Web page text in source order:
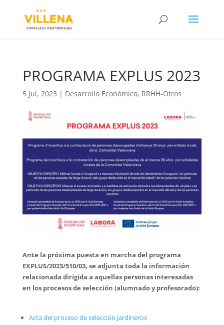
PROGRAMA EXPLUS 2023
5 Jul, 2023 | Desarrollo Económico, RRHH-Otros
Ante la próxima puesta en marcha del programa
EXPLUS/2023/510/03, se adjunta toda la información
relacionada dirigida a aquellas personas interesadas
en los procesos de selección (alumnado y profesorado):
Acta del proceso de selección Jardineros